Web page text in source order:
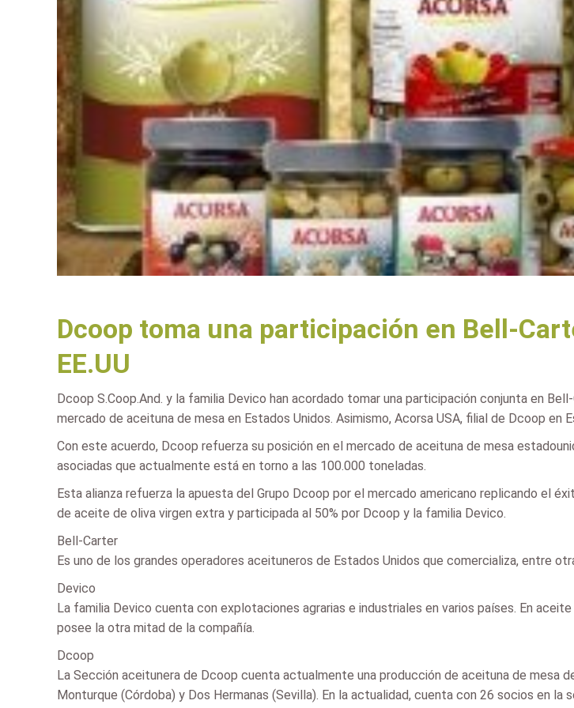
Dcoop toma una participación en Bell-
EE.UU
Dcoop S.Coop.And. y la familia Devico han acordado tomar una participación conjunta en
mercado de aceituna de mesa en Estados Unidos. Asimismo, Acorsa USA, filial de Dcoop
Con este acuerdo, Dcoop refuerza su posición en el mercado de aceituna de mesa
asociadas que actualmente está en torno a las 100.000 toneladas.
Esta alianza refuerza la apuesta del Grupo Dcoop por el mercado americano replicando el
de aceite de oliva virgen extra y participada al 50% por Dcoop y la familia Devico.
Bell-Carter
Es uno de los grandes operadores aceituneros de Estados Unidos que comercializa, entre
Devico
La familia Devico cuenta con explotaciones agrarias e industriales en varios países. En
posee la otra mitad de la compañía.
Dcoop
La Sección aceitunera de Dcoop cuenta actualmente una producción de aceituna de mesa
Monturque (Córdoba) y Dos Hermanas (Sevilla). En la actualidad, cuenta con 26 socios en